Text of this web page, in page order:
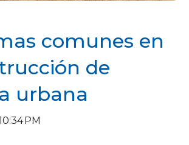
comunes en
de
urbana
PM